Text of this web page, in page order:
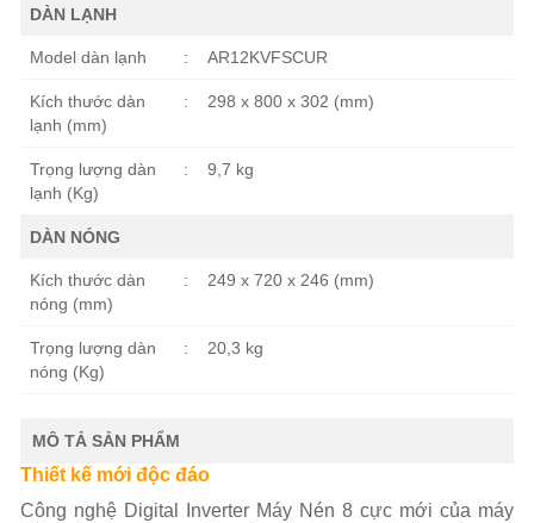
DÀN LẠNH
Model dàn lạnh : AR12KVFSCUR
Kích thước dàn
lạnh (mm)
: 298 x 800 x 302 (mm)
Trọng lượng dàn
lạnh (Kg)
: 9,7 kg
DÀN NÓNG
Kích thước dàn
nóng (mm)
: 249 x 720 x 246 (mm)
Trọng lượng dàn
nóng (Kg)
: 20,3 kg
MÔ TẢ SẢN PHẨM
Thiết kế mới độc đáo
Công nghệ Digital Inverter Máy Nén 8 cực mới của máy